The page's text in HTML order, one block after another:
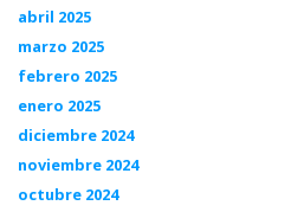
abril 2025
marzo 2025
febrero 2025
enero 2025
diciembre 2024
noviembre 2024
octubre 2024